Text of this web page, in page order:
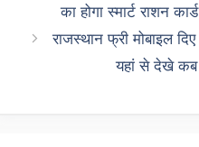
का होगा स्मार्ट राशन
राजस्थान फ्री मोबाइल
यहां से देखे कब